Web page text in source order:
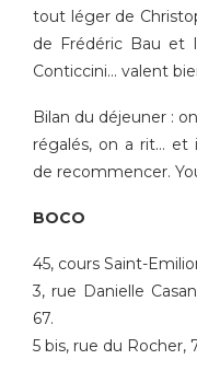
tout léger de
de Frédéric Bau et
Conticcini… valent
Bilan du déjeuner :
régalés, on a rit… et
de recommencer.
BOCO
45, cours Saint-
3, rue Danielle
67.
5 bis, rue du Rocher,